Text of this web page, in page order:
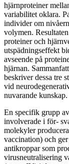
hjärnproteiner
variabilitet oklara.
individer om
volymen.
proteiner och
utspädningseffekt
avseende på
hjärnan.
beskriver dessa tre
vid
nuvarande kunskap.
En specifik grupp
involverade i för-
molekyler
vaccination) och
antikroppar som
virusneutralisering